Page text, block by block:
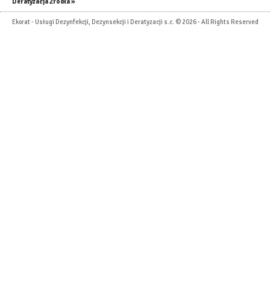
Ekorat - Usługi Dezynfekcji, Dezynsekcji i Deratyzacji s.c. © 2026 - All Rights Reserved